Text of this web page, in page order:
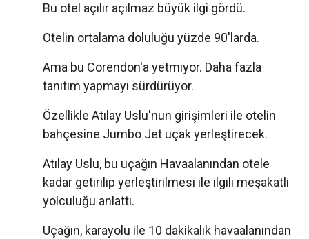
Bu otel açılır açılmaz büyük ilgi gördü.
Otelin ortalama doluluğu yüzde 90'larda.
Ama bu Corendon'a yetmiyor. Daha fazla
tanıtım yapmayı sürdürüyor.
Özellikle Atılay Uslu'nun girişimleri ile otelin
bahçesine Jumbo Jet uçak yerleştirecek.
Atılay Uslu, bu uçağın Havaalanından otele
kadar getirilip yerleştirilmesi ile ilgili meşakatli
yolculuğu anlattı.
Uçağın, karayolu ile 10 dakikalık havaalanından